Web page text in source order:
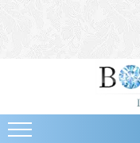
Bijuterii
Cercei